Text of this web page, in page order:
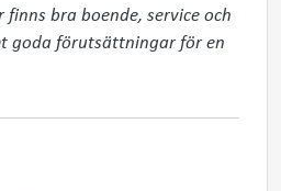
bra boende, service och
goda förutsättningar för en